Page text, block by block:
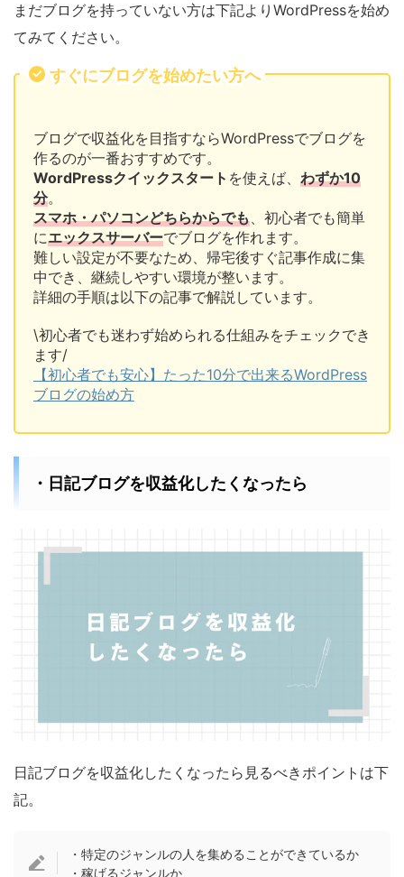
まだブログを持っていない方は下記よりWordPressを始め
てみてください。
すぐにブログを始めたい方へ
ブログで収益化を目指すならWordPressでブログを
作るのが一番おすすめです。
WordPressクイックスタート を使えば、 わずか10
分。
スマホ・パソコンどちらからでも、初心者でも簡単
にエックスサーバーでブログを作れます。
難しい設定が不要なため、帰宅後すぐ記事作成に集
中でき、継続しやすい環境が整います。
詳細の手順は以下の記事で解説しています。
\初心者でも迷わず始められる仕組みをチェックでき
ます/
【初心者でも安心】たった10分で出来るWordPress
ブログの始め方
・日記ブログを収益化したくなったら
日記ブログを収益化したくなったら見るべきポイントは下
記。
・特定のジャンルの人を集めることができているか
・稼げるジャンルか